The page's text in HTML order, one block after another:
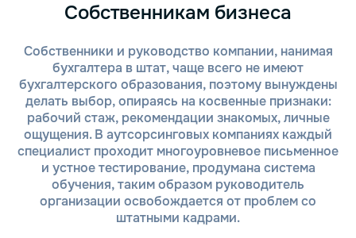
«Тонкий и партнеры» — это быстрый и эффективный
способ повысить точность вашего учета и снизить
финансовые риски. С помощью нашей компании вы
получите квалифицированную проверку
бухгалтерии и налоговой отчетности с
возможностью получения рекомендаций по
улучшению работы вашей организации.
Как мы работаем?
Первичный контакт и консультация.
Собственникам бизнеса
Собственники и руководство компании, нанимая
бухгалтера в штат, чаще всего не имеют
бухгалтерского образования, поэтому вынуждены
делать выбор, опираясь на косвенные признаки:
рабочий стаж, рекомендации знакомых, личные
ощущения. В аутсорсинговых компаниях каждый
специалист проходит многоуровневое письменное
и устное тестирование, продумана система
обучения, таким образом руководитель
организации освобождается от проблем со
штатными кадрами.